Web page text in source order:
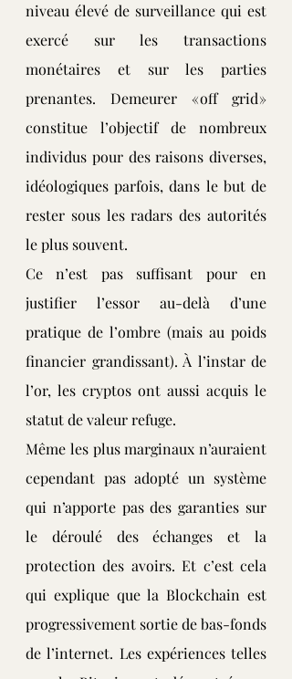
niveau élevé de surveillance qui est
exercé sur les transactions
monétaires et sur les parties
prenantes. Demeurer « off grid »
constitue l’objectif de nombreux
individus pour des raisons diverses,
idéologiques parfois, dans le but de
rester sous les radars des autorités
le plus souvent.
Ce n’est pas suffisant pour en
justifier l’essor au-delà d’une
pratique de l’ombre (mais au poids
financier grandissant). À l’instar de
l’or, les cryptos ont aussi acquis le
statut de valeur refuge.
Même les plus marginaux n’auraient
cependant pas adopté un système
qui n’apporte pas des garanties sur
le déroulé des échanges et la
protection des avoirs. Et c’est cela
qui explique que la Blockchain est
progressivement sortie de bas-fonds
de l’internet. Les expériences telles